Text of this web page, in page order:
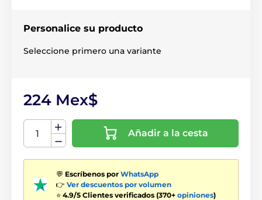
Personalice su producto
Seleccione primero una variante
224 Mex$
Añadir a la cesta
💬 Escríbenos por WhatsApp
👉 Ver descuentos por volumen
⭐ 4.9/5 Clientes verificados (370+ opiniones)